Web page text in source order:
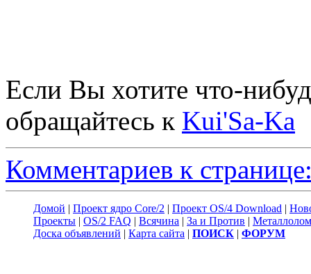
Если Вы хотите что-
обращайтесь к Kui'Sa-Ka
Комментариев к
Домой | Проект ядро Core/2 | Проект OS/4 Download |
Проекты | OS/2 FAQ | Всячина | За и Против | Металлолом
Доска объявлений | Карта сайта | ПОИСК | ФОРУМ